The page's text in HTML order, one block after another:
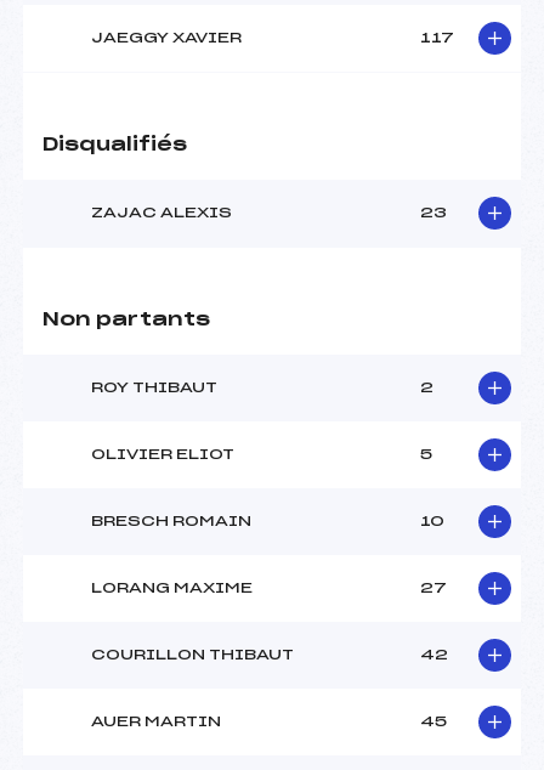
JAEGGY XAVIER 117
Disqualifiés
ZAJAC ALEXIS 23
Non partants
ROY THIBAUT 2
OLIVIER ELIOT 5
BRESCH ROMAIN 10
LORANG MAXIME 27
COURILLON THIBAUT 42
AUER MARTIN 45